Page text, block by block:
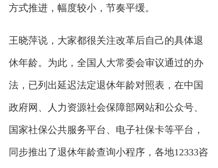
方式推进，幅度较小，节奏平缓。
王晓萍说，大家都很关注改革后自己的具体退
休年龄。为此，全国人大常委会审议通过的办
法，已列出延迟法定退休年龄对照表，在中国
政府网、人力资源社会保障部网站和公众号、
国家社保公共服务平台、电子社保卡等平台，
同步推出了退休年龄查询小程序，各地12333咨